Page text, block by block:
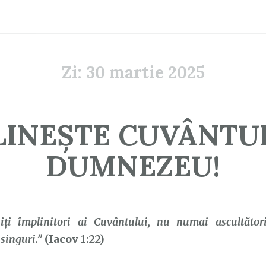
Zi: 30 martie 2025
DUMNEZEU!
iţi împlinitori ai Cuvântului, nu numai
singuri.” (Iacov 1:22)